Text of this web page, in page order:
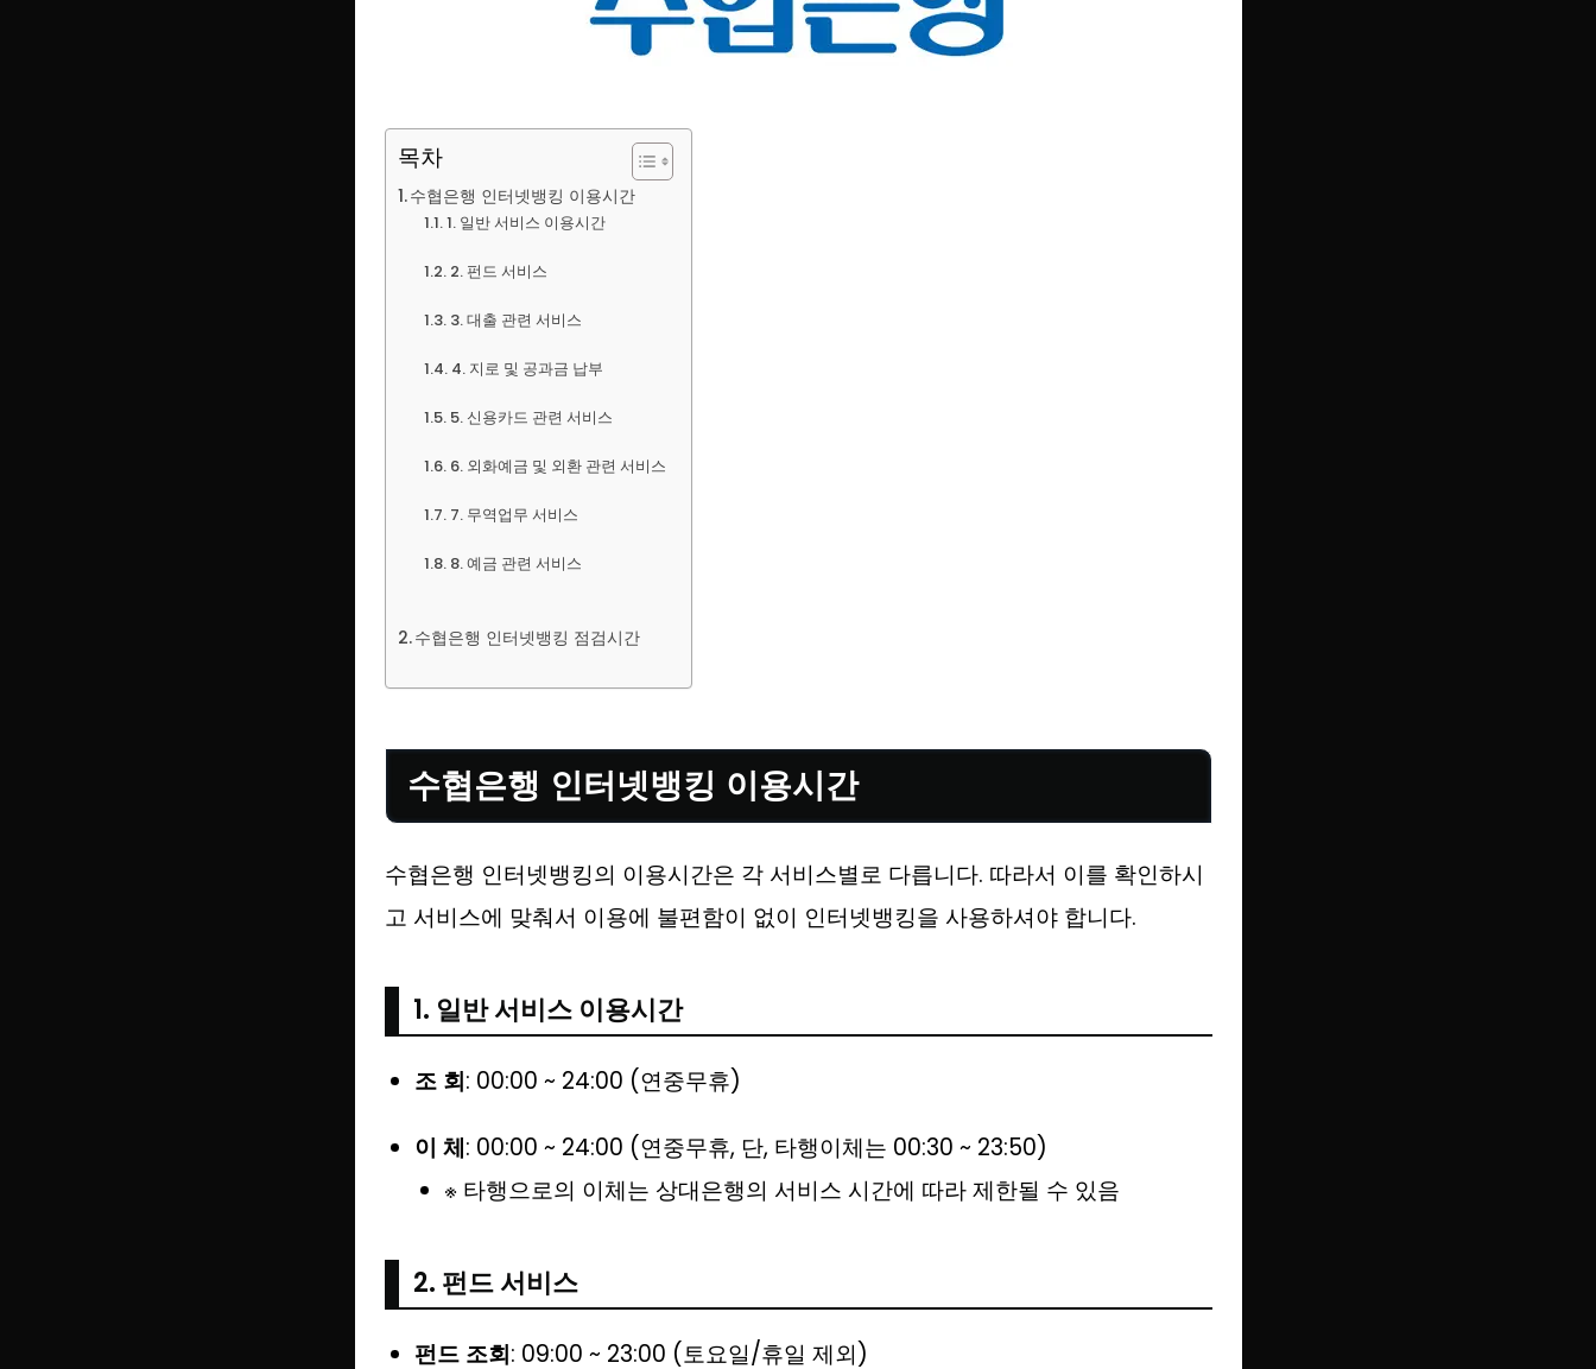
목차
수협은행 인터넷뱅킹 이용시간
1. 일반 서비스 이용시간
2. 펀드 서비스
3. 대출 관련 서비스
4. 지로 및 공과금 납부
5. 신용카드 관련 서비스
6. 외화예금 및 외환 관련 서비스
7. 무역업무 서비스
8. 예금 관련 서비스
수협은행 인터넷뱅킹 점검시간
수협은행 인터넷뱅킹 이용시간
수협은행 인터넷뱅킹의 이용시간은 각 서비스별로 다릅니다. 따라서 이를 확인하시
고 서비스에 맞춰서 이용에 불편함이 없이 인터넷뱅킹을 사용하셔야 합니다.
1. 일반 서비스 이용시간
조 회: 00:00 ~ 24:00 (연중무휴)
이 체: 00:00 ~ 24:00 (연중무휴, 단, 타행이체는 00:30 ~ 23:50)
※ 타행으로의 이체는 상대은행의 서비스 시간에 따라 제한될 수 있음
2. 펀드 서비스
펀드 조회: 09:00 ~ 23:00 (토요일/휴일 제외)